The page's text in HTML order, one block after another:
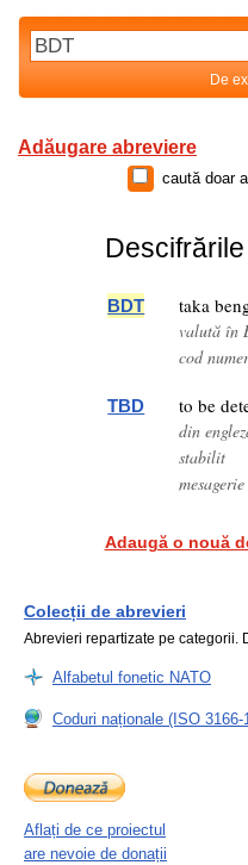
De
Adăugare abreviere
caută doar
BDT taka
valută în
cod
TBD to be
din
stabilit
Adaugă o nouă
Colecții de abrevieri
Abrevieri repartizate pe categorii.
Alfabetul fonetic NATO
Coduri naționale (ISO 3166-
Aflați de ce proiectul
are nevoie de donații